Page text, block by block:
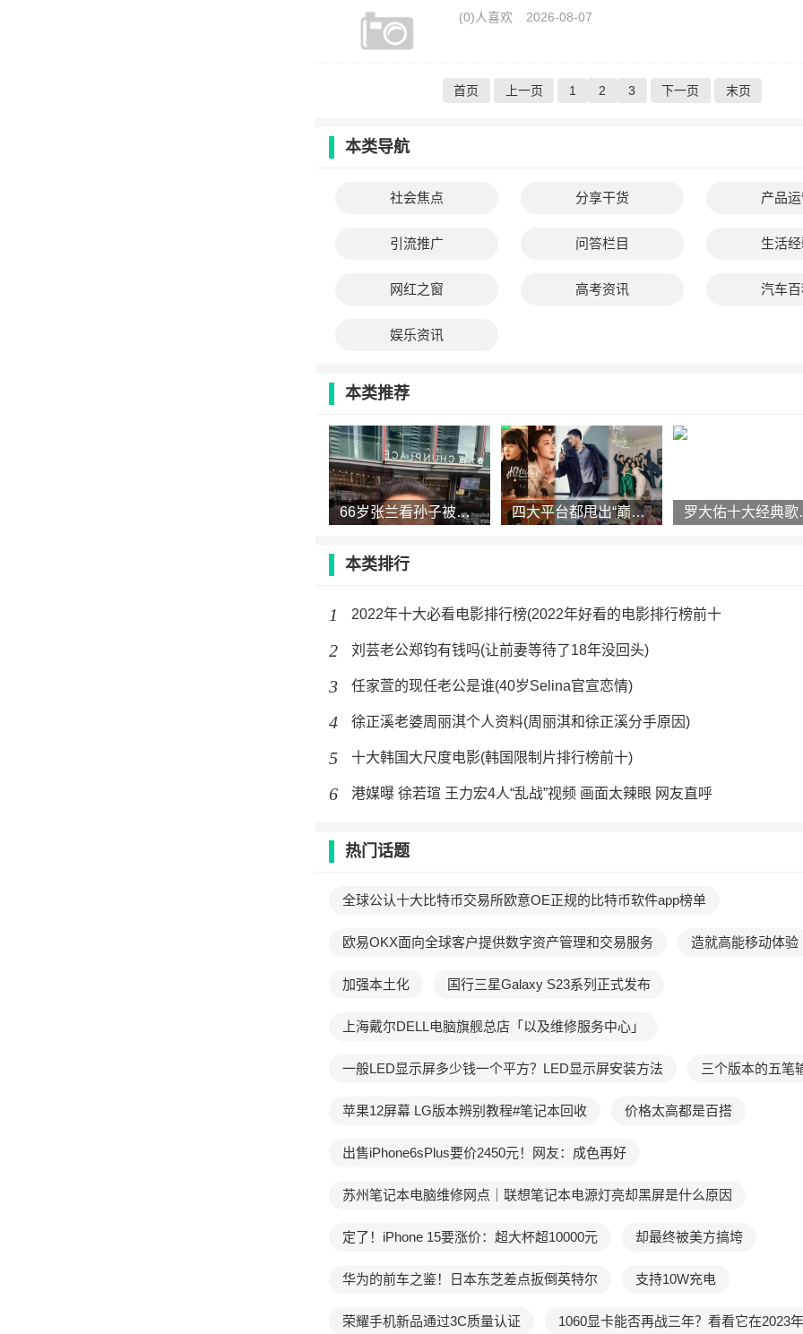
(0)人喜欢 2026-08-07
首页 上一页 1 2 3 下一页 末页
本类导航
社会焦点 分享干货 产品
引流推广 问答栏目 生活
网红之窗 高考资讯 汽车
娱乐资讯
本类推荐
66岁张兰看孙子被拒，大S只让小玥玥来，出门打扮精致，享受亲 四大平台都甩出“巅峰剧”擂台切磋，谁能成为剧王登顶？ 罗大佑
本类排行
1 2022年十大必看电影排行榜(2022年好看的电影排行榜前十
2 刘芸老公郑钧有钱吗(让前妻等待了18年没回头)
3 任家萱的现任老公是谁(40岁Selina官宣恋情)
4 徐正溪老婆周丽淇个人资料(周丽淇和徐正溪分手原因)
5 十大韩国大尺度电影(韩国限制片排行榜前十)
6 港媒曝 徐若瑄 王力宏4人“乱战”视频 画面太辣眼 网友直呼
热门话题
全球公认十大比特币交易所欧意OE正规的比特币软件app榜单
欧易OKX面向全球客户提供数字资产管理和交易服务 造就高能移动体验
加强本土化 国行三星Galaxy S23系列正式发布
上海戴尔DELL电脑旗舰总店「以及维修服务中心」
一般LED显示屏多少钱一个平方？LED显示屏安装方法 三个版本的五笔
苹果12屏幕 LG版本辨别教程#笔记本回收 价格太高都是百搭
出售iPhone6sPlus要价2450元！网友：成色再好
苏州笔记本电脑维修网点｜联想笔记本电源灯亮却黑屏是什么原因
定了！iPhone 15要涨价：超大杯超10000元 却最终被美方搞垮
华为的前车之鉴！日本东芝差点扳倒英特尔 支持10W充电
荣耀手机新品通过3C质量认证 1060显卡能否再战三年？看看它在2023年